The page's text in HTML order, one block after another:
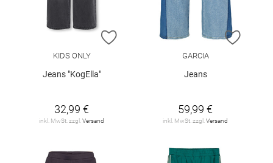
ZUR WUNSCHLISTE HINZUFÜGEN
KIDS ONLY
Jeans "KogElla"
32,99 €
inkl. MwSt. zzgl.Versand
ZUR
GARCIA
Jeans
59,99 €
inkl. MwSt. zzgl.Versand